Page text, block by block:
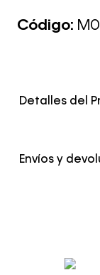
Código:
Detalles del
Color Blanco
Envíos y